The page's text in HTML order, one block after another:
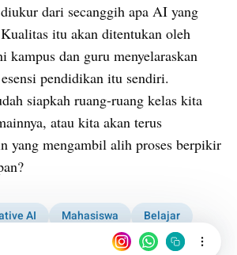
dari secanggih apa AI yang
itu akan ditentukan oleh
kampus dan guru menyelaraskan
pendidikan itu sendiri.
siapkah ruang-ruang kelas kita
atau kita akan terus
yang mengambil alih proses berpikir
AI Mahasiswa
Belajar